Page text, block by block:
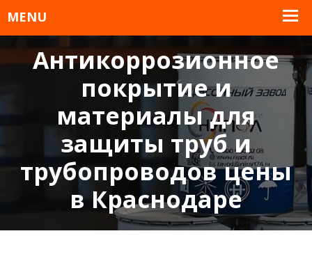
Антикоррозионное
покрытие и
материалы для
защиты труб и
трубопроводов цены
в Краснодаре